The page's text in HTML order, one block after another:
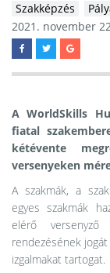
Szakképzés
2021. november
A WorldSkills
fiatal
kétévente
versenyeken
A szakmák, a
egyes szakmák
elérő
rendezésének
izgalmakat tartogat.